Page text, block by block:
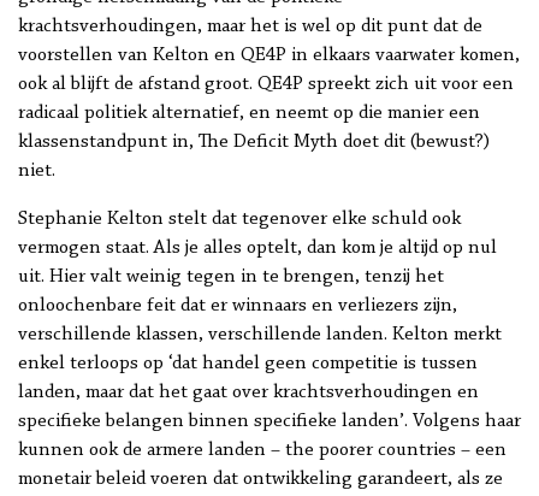
krachtsverhoudingen, maar het is wel op dit punt dat de
voorstellen van Kelton en QE4P in elkaars vaarwater komen,
ook al blijft de afstand groot. QE4P spreekt zich uit voor een
radicaal politiek alternatief, en neemt op die manier een
klassenstandpunt in, The Deficit Myth doet dit (bewust?)
niet.
Stephanie Kelton stelt dat tegenover elke schuld ook
vermogen staat. Als je alles optelt, dan kom je altijd op nul
uit. Hier valt weinig tegen in te brengen, tenzij het
onloochenbare feit dat er winnaars en verliezers zijn,
verschillende klassen, verschillende landen. Kelton merkt
enkel terloops op ‘dat handel geen competitie is tussen
landen, maar dat het gaat over krachtsverhoudingen en
specifieke belangen binnen specifieke landen’. Volgens haar
kunnen ook de armere landen – the poorer countries – een
monetair beleid voeren dat ontwikkeling garandeert, als ze